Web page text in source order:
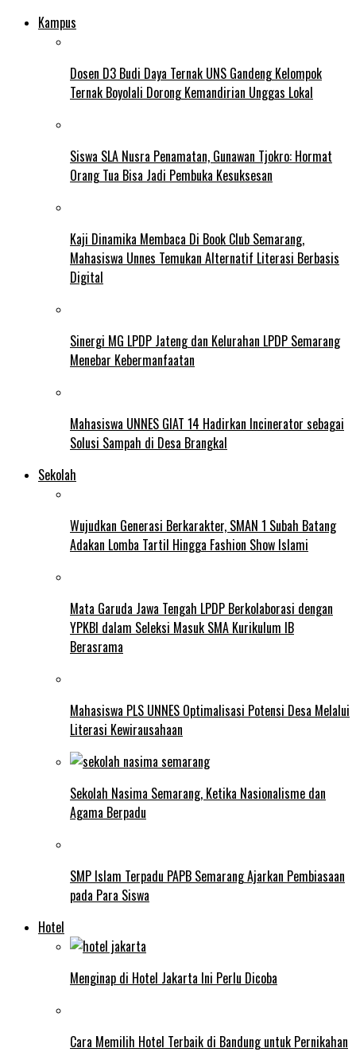
Kampus
Dosen D3 Budi Daya Ternak UNS Gandeng Kelompok
Ternak Boyolali Dorong Kemandirian Unggas Lokal
Siswa SLA Nusra Penamatan, Gunawan Tjokro: Hormat
Orang Tua Bisa Jadi Pembuka Kesuksesan
Kaji Dinamika Membaca Di Book Club Semarang,
Mahasiswa Unnes Temukan Alternatif Literasi Berbasis
Digital
Sinergi MG LPDP Jateng dan Kelurahan LPDP Semarang
Menebar Kebermanfaatan
Mahasiswa UNNES GIAT 14 Hadirkan Incinerator sebagai
Solusi Sampah di Desa Brangkal
Sekolah
Wujudkan Generasi Berkarakter, SMAN 1 Subah Batang
Adakan Lomba Tartil Hingga Fashion Show Islami
Mata Garuda Jawa Tengah LPDP Berkolaborasi dengan
YPKBI dalam Seleksi Masuk SMA Kurikulum IB
Berasrama
Mahasiswa PLS UNNES Optimalisasi Potensi Desa Melalui
Literasi Kewirausahaan
Sekolah Nasima Semarang, Ketika Nasionalisme dan
Agama Berpadu
SMP Islam Terpadu PAPB Semarang Ajarkan Pembiasaan
pada Para Siswa
Hotel
Menginap di Hotel Jakarta Ini Perlu Dicoba
Cara Memilih Hotel Terbaik di Bandung untuk Pernikahan